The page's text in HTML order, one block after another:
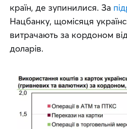
країн, де зупинилися. За
Нацбанку, щомісяця
витрачають за кордоном
доларів.